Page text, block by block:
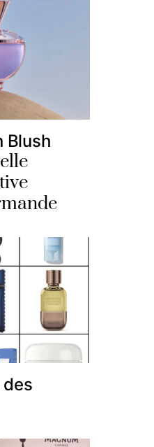
Blush
des